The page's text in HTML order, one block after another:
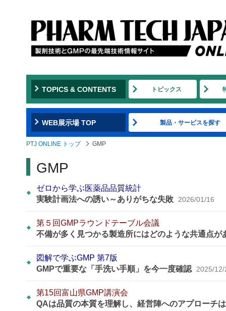
TOPICS & CONTENTS トピックス
WEB展示場 TOP 製品・サービスを探す
PTJ ONLINE トップ GMP
GMP
ゼロから学ぶ医薬品品質統計
実験計画法への誘い～ありがちな失敗
2026/01/16
第５回GMPラウンドテーブル会議
不備が多く見つかる製造所にはどのような共通点が
図解で学ぶGMP 第7版
GMPで重要な「手洗い手順」を今一度確認
2025/12/
第15回富山県GMP講演会
QAは品質の本質を理解し、経営陣へのアプローチ